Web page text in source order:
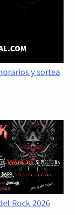
y sortea
Rock 2026